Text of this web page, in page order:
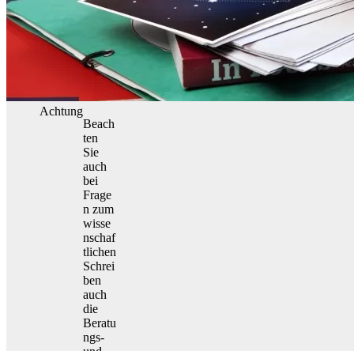
Achtung
Beach
ten
Sie
auch
bei
Frage
n zum
wisse
nschaf
tlichen
Schrei
ben
auch
die
Beratu
ngs-